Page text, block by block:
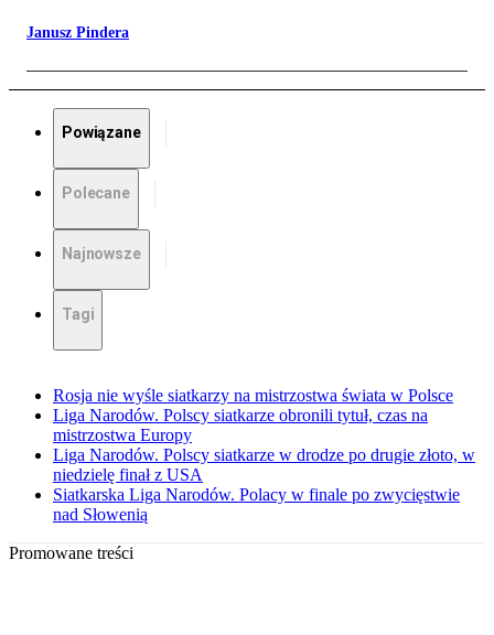
Janusz Pindera
Powiązane
Polecane
Najnowsze
Tagi
Rosja nie wyśle siatkarzy na mistrzostwa świata w Polsce
Liga Narodów. Polscy siatkarze obronili tytuł, czas na
mistrzostwa Europy
Liga Narodów. Polscy siatkarze w drodze po drugie złoto, w
niedzielę finał z USA
Siatkarska Liga Narodów. Polacy w finale po zwycięstwie
nad Słowenią
Promowane treści